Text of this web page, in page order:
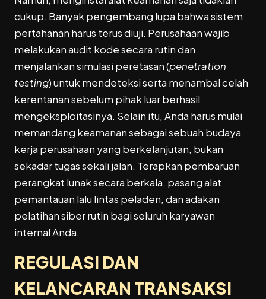
cukup. Banyak pengembang lupa bahwa sistem
pertahanan harus terus diuji. Perusahaan wajib
melakukan audit kode secara rutin dan
menjalankan simulasi peretasan (penetration
testing) untuk mendeteksi serta menambal celah
kerentanan sebelum pihak luar berhasil
mengeksploitasinya. Selain itu, Anda harus mulai
memandang keamanan sebagai sebuah budaya
kerja perusahaan yang berkelanjutan, bukan
sekadar tugas sekali jalan. Terapkan pembaruan
perangkat lunak secara berkala, pasang alat
pemantauan lalu lintas peladen, dan adakan
pelatihan siber rutin bagi seluruh karyawan
internal Anda.
REGULASI DAN
KELANCARAN TRANSAKSI